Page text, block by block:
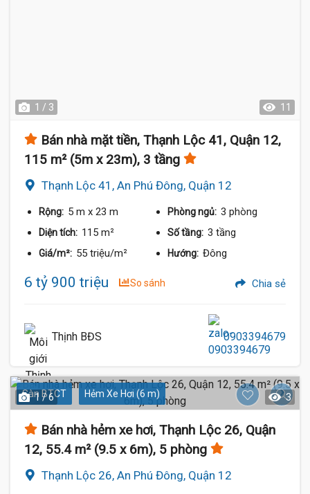
1 / 3 11
Bán nhà mặt tiền, Thạnh Lộc 41, Quận 12,
115 m² (5m x 23m), 3 tầng
Thạnh Lộc 41, An Phú Đông, Quận 12
Rộng: 5 m x 23 m Phòng ngủ: 3 phòng
Diện tích: 115 m² Số tầng: 3 tầng
Giá/m²: 55 triệu/m² Hướng: Đông
6 tỷ 900 triệu So sánh Chia sẻ
Thịnh BĐS 0903394679
Sàn BTCT Hẻm Xe Hơi (6 m)
1 / 6 3
Bán nhà hẻm xe hơi, Thạnh Lộc 26, Quận
12, 55.4 m² (9.5 x 6m), 5 phòng
Thạnh Lộc 26, An Phú Đông, Quận 12